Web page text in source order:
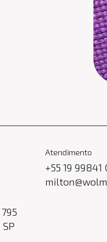
795
SP
Atendimento
+55 19 99841